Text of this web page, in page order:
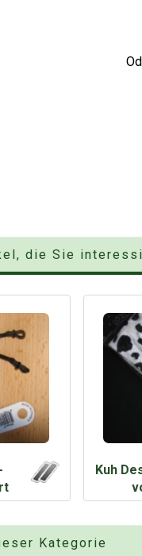
die Sie
Kuh
Kategorie